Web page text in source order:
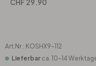
Schlafzimmer
Schlafzimmer
Tapeten Pink & Rosa
CHF 29.90
Art.Nr.: KOSHX9-112
Lieferbar ca. 10-14